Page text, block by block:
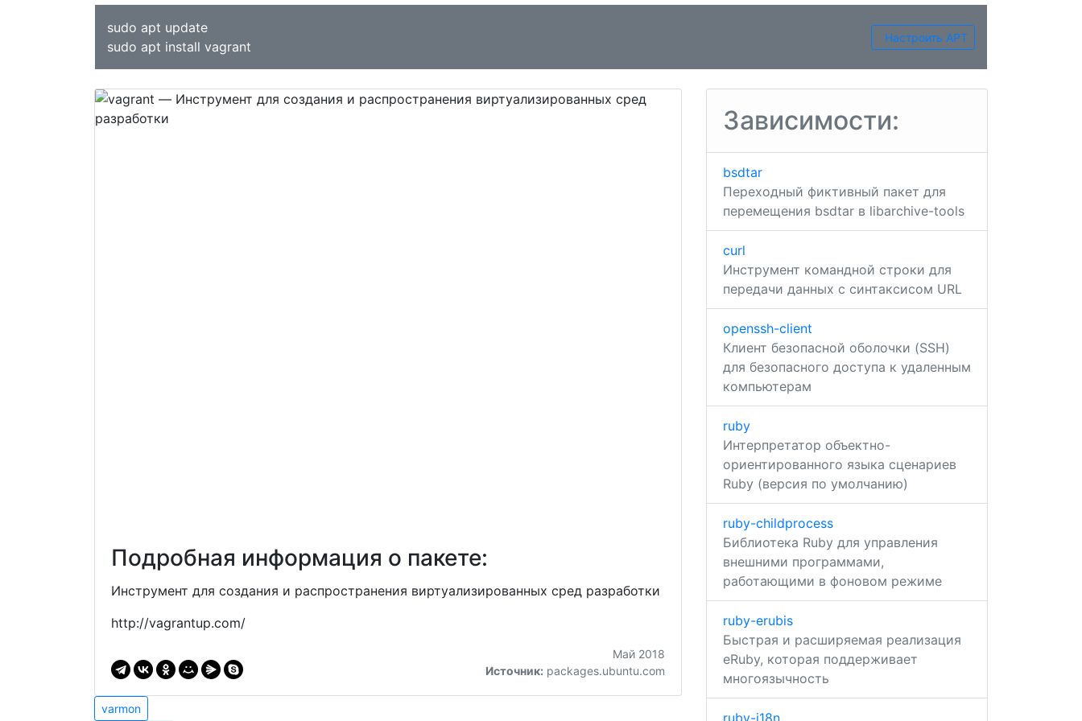
sudo apt update
sudo apt install vagrant
Настроить APT
Подробная информация о пакете:
Инструмент для создания и распространения виртуализированных сред разработки
http://vagrantup.com/
Май 2018
Источник: packages.ubuntu.com
Навигация
varmon
varmon
Зависимости:
bsdtar
Переходный фиктивный пакет для
перемещения bsdtar в libarchive-tools
curl
Инструмент командной строки для
передачи данных с синтаксисом URL
openssh-client
Клиент безопасной оболочки (SSH)
для безопасного доступа к удаленным
компьютерам
ruby
Интерпретатор объектно-
ориентированного языка сценариев
Ruby (версия по умолчанию)
ruby-childprocess
Библиотека Ruby для управления
внешними программами,
работающими в фоновом режиме
ruby-erubis
Быстрая и расширяемая реализация
eRuby, которая поддерживает
многоязычность
ruby-i18n